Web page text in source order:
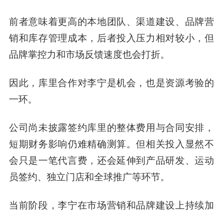
前者意味着更高的本地团队、渠道建设、品牌营
销和库存管理成本，后者投入压力相对较小，但
品牌掌控力和市场反馈速度也会打折。
因此，库里合作对李宁是机会，也是资源考验的
一环。
公司尚未披露签约库里的整体费用与合同安排，
短期财务影响仍难精确测算。但相关投入显然不
会只是一笔代言费，还会延伸到产品研发、运动
员签约、独立门店和全球推广等环节。
当前阶段，李宁在市场营销和品牌建设上持续加